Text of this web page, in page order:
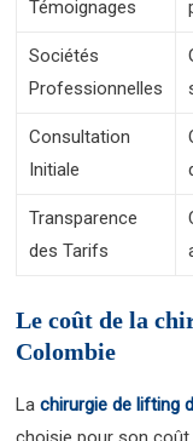
Témoignages
Sociétés
Professionnelles
Consultation
Initiale
Transparence
des Tarifs
Le coût de la
Colombie
Lachirurgie de lifting